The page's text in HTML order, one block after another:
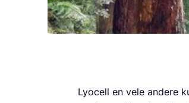
Lyo­cell en vele ande­re